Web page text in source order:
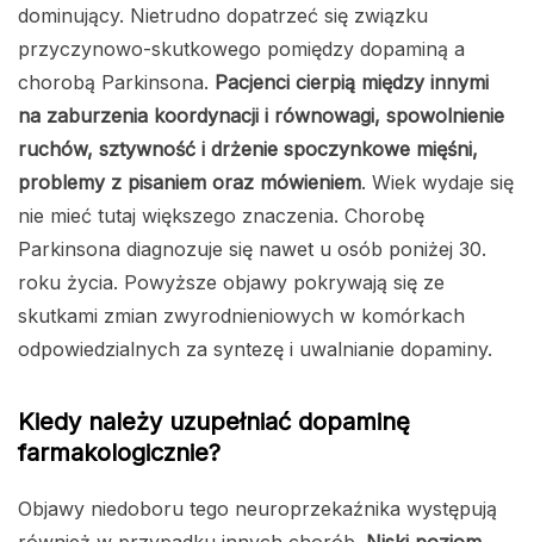
dominujący. Nietrudno dopatrzeć się związku
przyczynowo-skutkowego pomiędzy dopaminą a
chorobą Parkinsona. Pacjenci cierpią między innymi
na zaburzenia koordynacji i równowagi, spowolnienie
ruchów, sztywność i drżenie spoczynkowe mięśni,
problemy z pisaniem oraz mówieniem. Wiek wydaje się
nie mieć tutaj większego znaczenia. Chorobę
Parkinsona diagnozuje się nawet u osób poniżej 30.
roku życia. Powyższe objawy pokrywają się ze
skutkami zmian zwyrodnieniowych w komórkach
odpowiedzialnych za syntezę i uwalnianie dopaminy.
Kiedy należy uzupełniać dopaminę
farmakologicznie?
Objawy niedoboru tego neuroprzekaźnika występują